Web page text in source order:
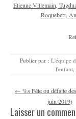
Etienne Villemain,
Roquebert,
Publier par : L'équipe
l'enfant,
Navigation des articles
← %s Fête ou défaite
juin 2019)
Laisser un